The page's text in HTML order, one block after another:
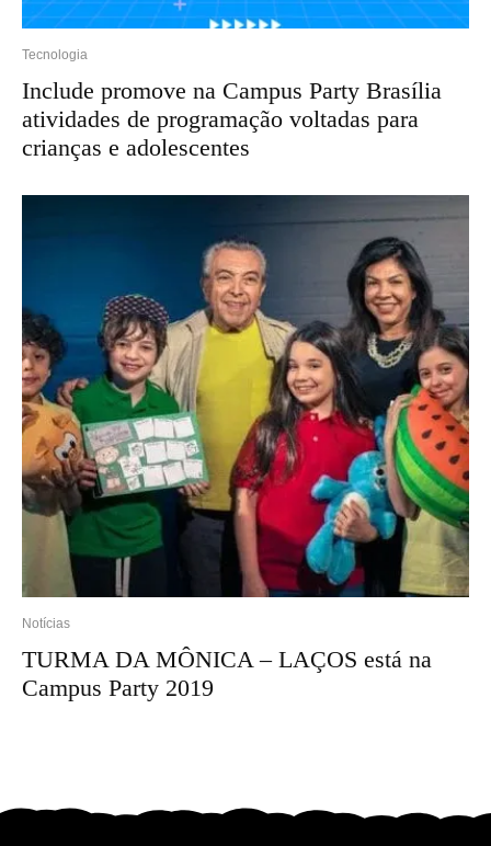
Tecnologia
Include promove na Campus Party Brasília
atividades de programação voltadas para
crianças e adolescentes
Notícias
TURMA DA MÔNICA – LAÇOS está na
Campus Party 2019